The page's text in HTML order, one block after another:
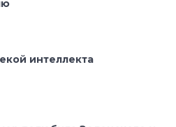
интеллекта